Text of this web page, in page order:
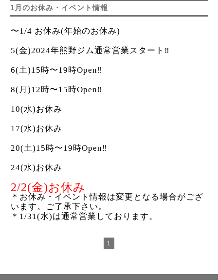
1月のお休み・イベント情報
〜1/4 お休み(年始のお休み)
5(金)2024年熊野ジム通常営業スタート‼️
6(土)15時〜19時Open‼︎
8(月)12時〜15時Open‼︎
10(水)お休み
17(水)お休み
20(土)15時〜19時Open‼︎
24(水)お休み
2/2(金)お休み
＊お休み・イベント情報は変更となる場合がござ
います。ご了承下さい。
＊1/31(水)は通常営業しております。
1